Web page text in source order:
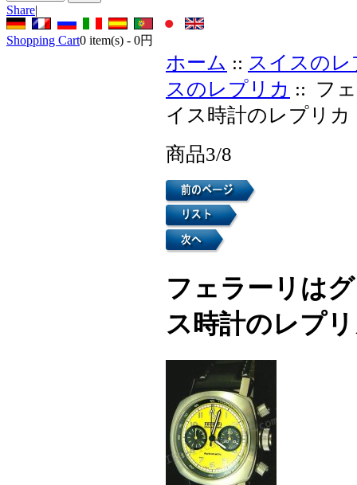
Share|
Shopping Cart0 item(s) - 0円
ホーム :: スイスの
スのレプリカ :: フ
イス時計のレプリカ
商品3/8
フェラーリは
ス時計のレプ